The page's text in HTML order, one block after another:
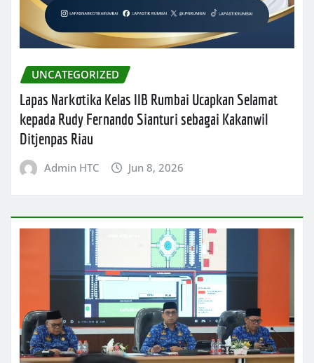
UNCATEGORIZED
Lapas Narkotika Kelas IIB Rumbai Ucapkan Selamat
kepada Rudy Fernando Sianturi sebagai Kakanwil
Ditjenpas Riau
Admin HTC Jun 8, 2026